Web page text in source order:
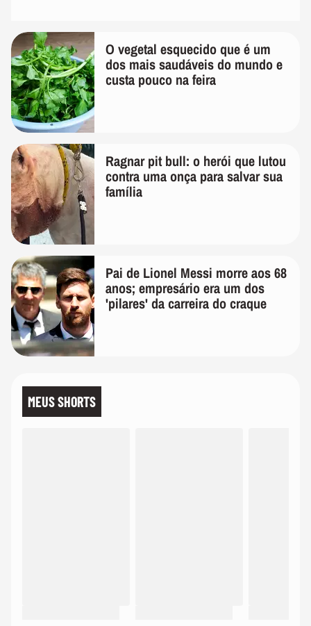
O vegetal esquecido que é um
dos mais saudáveis do mundo e
custa pouco na feira
Ragnar pit bull: o herói que lutou
contra uma onça para salvar sua
família
Pai de Lionel Messi morre aos 68
anos; empresário era um dos
'pilares' da carreira do craque
MEUS SHORTS